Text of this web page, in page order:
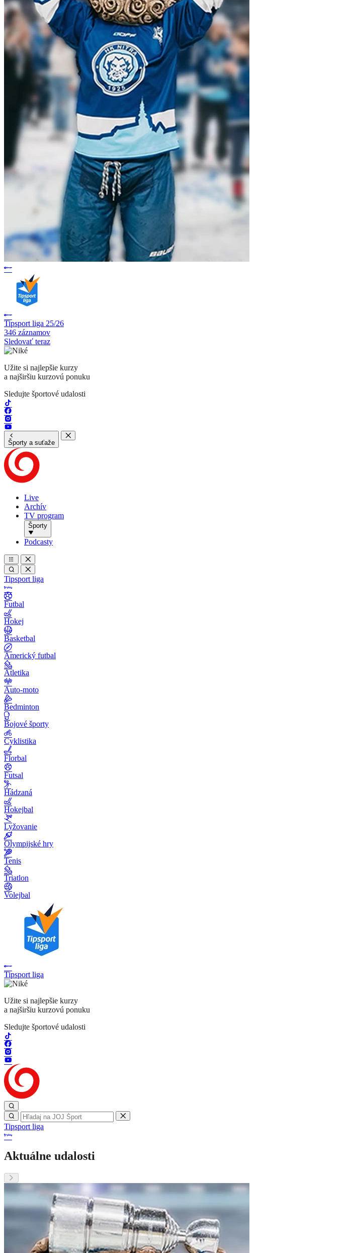
Tipsport liga 25/26
346 záznamov
Sledovať teraz
Užite si najlepšie kurzy
a najširšiu kurzovú ponuku
Sledujte športové udalosti
Športy a suťaže
Live
Archív
TV program
Športy
Podcasty
Tipsport liga
Futbal
Hokej
Basketbal
Americký futbal
Atletika
Auto-moto
Bedminton
Bojové športy
Cyklistika
Florbal
Futsal
Hádzaná
Hokejbal
Lyžovanie
Olympijské hry
Tenis
Triatlon
Volejbal
Tipsport liga
Užite si najlepšie kurzy
a najširšiu kurzovú ponuku
Sledujte športové udalosti
Tipsport liga
Aktuálne udalosti